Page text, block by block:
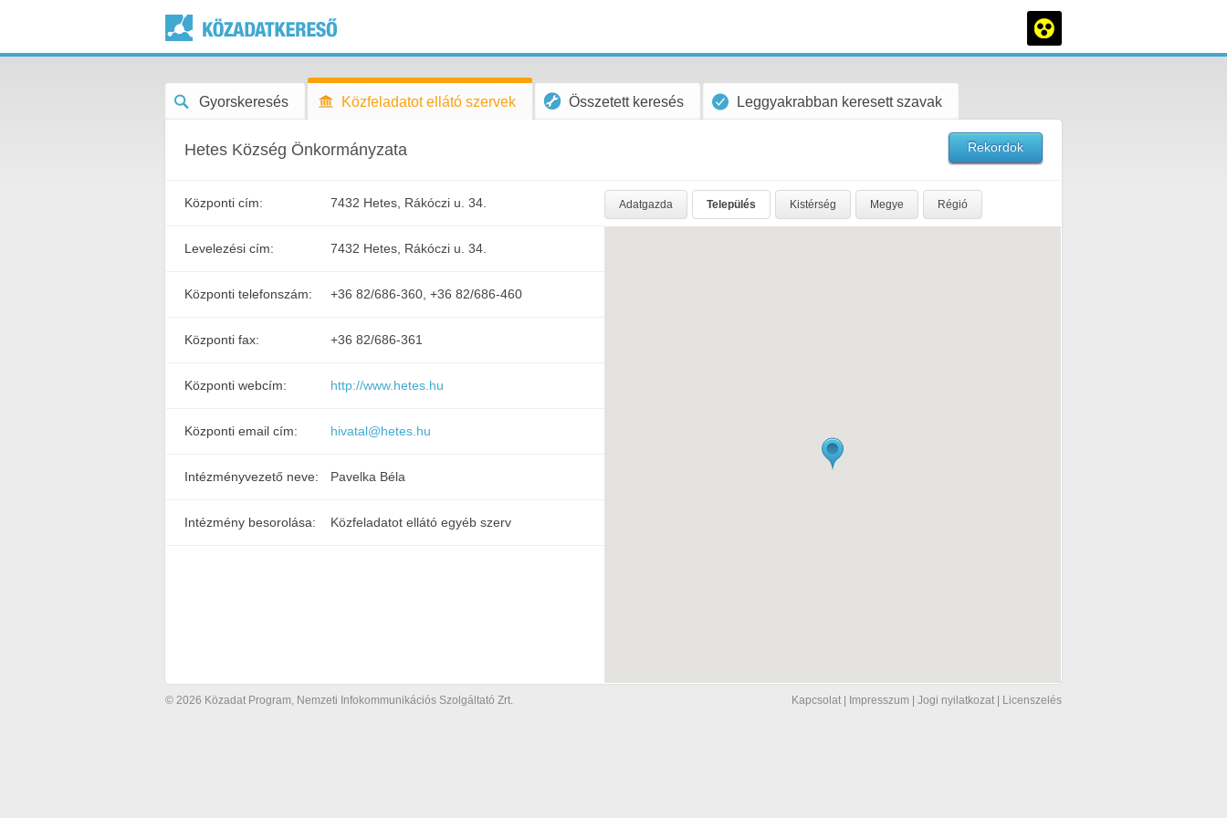
Gyorskeresés Közfeladatot ellátó szervek Összetett keresés Leggyakrabban keresett szavak
Hetes Község Önkormányzata Rekordok
Központi cím: 7432 Hetes, Rákóczi u. 34.
Levelezési cím: 7432 Hetes, Rákóczi u. 34.
Központi telefonszám: +36 82/686-360, +36 82/686-460
Központi fax: +36 82/686-361
Központi webcím: http://www.hetes.hu
Központi email cím: hivatal@hetes.hu
Intézményvezető neve: Pavelka Béla
Intézmény besorolása: Közfeladatot ellátó egyéb szerv
Adatgazda Település Kistérség Megye Régió
© 2026 Közadat Program, Nemzeti Infokommunikációs Szolgáltató Zrt. Kapcsolat Impresszum Jogi nyilatkozat Licenszelés